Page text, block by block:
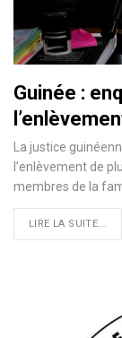
Guinée :
La justice
l’enlèvement de
membres de la
LIRE LA SUITE...